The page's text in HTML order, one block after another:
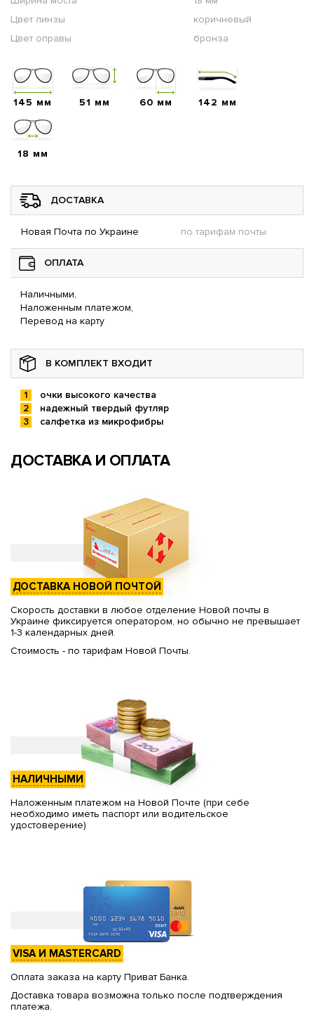
Цвет линзы
коричневый
Цвет оправы
бронза
145 мм 51 мм 60 мм 142 мм
18 мм
ДОСТАВКА
Новая Почта по Украине по тарифам почты
ОПЛАТА
Наличными,
Наложенным платежом,
Перевод на карту
В КОМПЛЕКТ ВХОДИТ
очки высокого качества
надежный твердый футляр
салфетка из микрофибры
ДОСТАВКА И ОПЛАТА
ДОСТАВКА НОВОЙ ПОЧТОЙ
Скорость доставки в любое отделение Новой почты в
Украине фиксируется оператором, но обычно не превышает
1-3 календарных дней.
Стоимость - по тарифам Новой Почты.
НАЛИЧНЫМИ
Наложенным платежом на Новой Почте (при себе
необходимо иметь паспорт или водительское
удостоверение)
VISA И MASTERCARD
Оплата заказа на карту Приват Банка.
Доставка товара возможна только после подтверждения
платежа.